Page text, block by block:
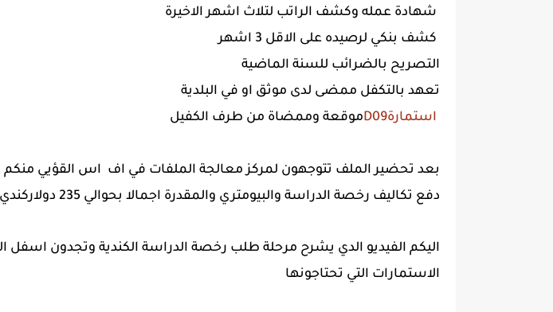
التصريح بالضرائب للسنة الماضية
تعهد بالتكفل ممضى لدى موثق او في البلدية
موقعة وممضاة من طرف الكفيل
بعد تحضير الملف تتوجهون لمركز معالجة الملفات في اف اس القؤيي
دفع تكاليف رخصة الدراسة والبيومتري والمقدرة اجمالا بحوالي 235 دولاركندي
اليكم الفيديو الدي يشرح مرحلة طلب رخصة الدراسة الكندية وتجدون اسفل
الاستمارات التي تحتاجونها